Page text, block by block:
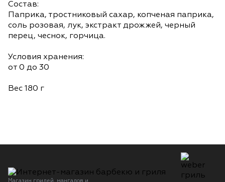
Состав:
Паприка, тростниковый сахар, копченая паприка,
соль розовая, лук, экстракт дрожжей, черный
перец, чеснок, горчица.
Условия хранения:
от 0 до 30
Вес 180 г
Магазин грилей, мангалов и